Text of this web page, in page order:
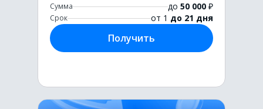
Сумма до 50 000 ₽
Срок от 1 до 21 дня
Получить